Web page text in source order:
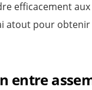
efficacement aux
atout pour obtenir
entre